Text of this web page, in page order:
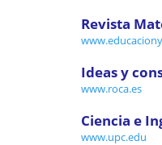
Revista
Ideas y
www.roca.es
Ciencia e
www.upc.edu